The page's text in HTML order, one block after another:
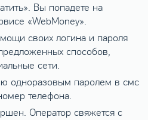
Вы попадете на
«WebMoney».
своих логина и пароля
способов,
сети.
одноразовым паролем в смс
телефона.
Оператор свяжется с